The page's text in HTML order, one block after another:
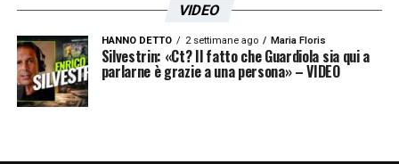
VIDEO
HANNO DETTO 2 settimane ago Maria Floris
Silvestrin: «Ct? Il fatto che Guardiola sia qui a
parlarne è grazie a una persona» – VIDEO